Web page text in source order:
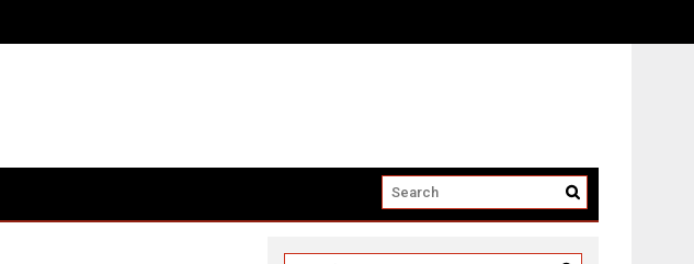
transportu i prezentacji produktów?